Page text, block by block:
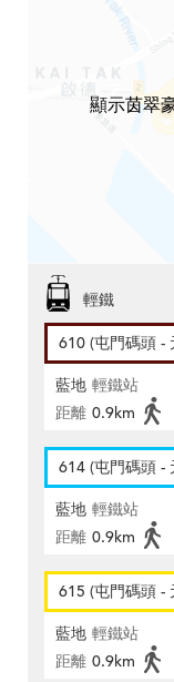
顯示茵翠
輕鐵
610 (屯門碼頭 -
藍地 輕鐵站
距離 0.9km
614 (屯門碼頭 -
藍地 輕鐵站
距離 0.9km
615 (屯門碼頭 -
藍地 輕鐵站
距離 0.9km